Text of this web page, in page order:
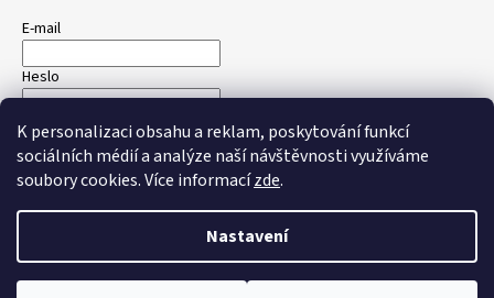
K personalizaci obsahu a reklam, poskytování funkcí
sociálních médií a analýze naší návštěvnosti využíváme
soubory cookies. Více informacízde.
Nastavení
E-mail
Heslo
PŘIHLÁSIT SE
Nová registraceZapomenuté heslo
Copyright 2026amfactory.cz. Všechna práva vyhrazena.Upravit